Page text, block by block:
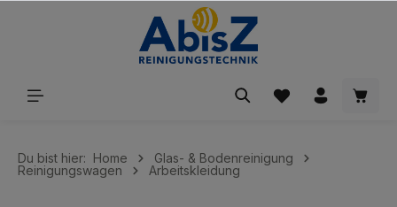
Du bist hier: Home
Glas- & Bodenreinigung
Reinigungswagen
Arbeitskleidung